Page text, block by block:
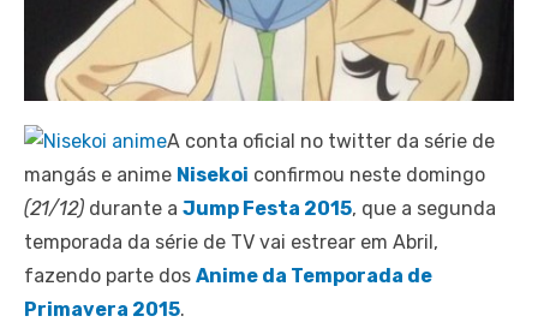
A conta oficial no twitter da série de
mangás e anime Nisekoi confirmou neste domingo
(21/12) durante a Jump Festa 2015, que a segunda
temporada da série de TV vai estrear em Abril,
fazendo parte dos Anime da Temporada de
Primavera 2015.